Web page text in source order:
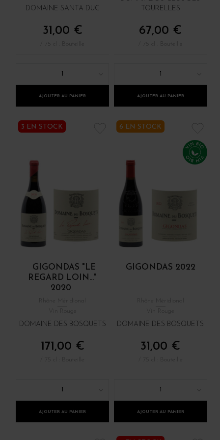
DOMAINE SANTA DUC
31,00 €
1
AJOUTER AU PANIER
TOURELLES
67,00 €
1
AJOUTER AU PANIER
3 EN STOCK
GIGONDAS "LE
REGARD LOIN..."
2020
DOMAINE DES BOSQUETS
171,00 €
AJOUTER AU PANIER
6 EN STOCK
GIGONDAS 2022
DOMAINE DES BOSQUETS
31,00 €
AJOUTER AU PANIER